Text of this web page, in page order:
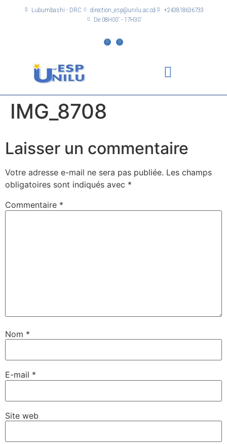
Lubumbashi - DRC direction_esp@unilu.ac.cd
+243818636733
De 08H00' - 17H30'
IMG_8708
Laisser un commentaire
Votre adresse e-mail ne sera pas publiée. Les champs
obligatoires sont indiqués avec *
Commentaire *
Nom *
E-mail *
Site web